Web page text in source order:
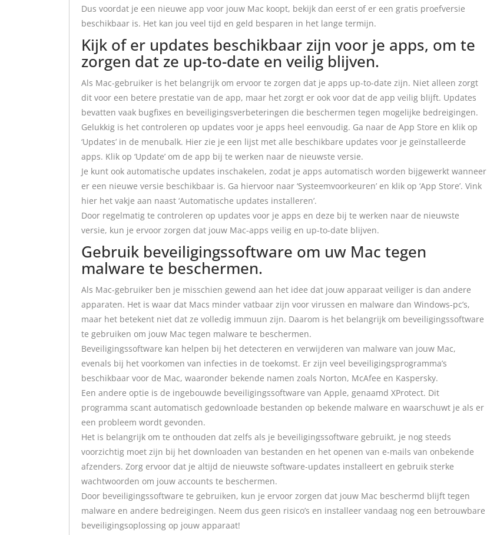
Dus voordat je een nieuwe app voor jouw Mac koopt, bekijk dan eerst of er een gratis proefversie
beschikbaar is. Het kan jou veel tijd en geld besparen in het lange termijn.
Kijk of er updates beschikbaar zijn voor je apps, om te
zorgen dat ze up-to-date en veilig blijven.
Als Mac-gebruiker is het belangrijk om ervoor te zorgen dat je apps up-to-date zijn. Niet alleen zorgt
dit voor een betere prestatie van de app, maar het zorgt er ook voor dat de app veilig blijft. Updates
bevatten vaak bugfixes en beveiligingsverbeteringen die beschermen tegen mogelijke bedreigingen.
Gelukkig is het controleren op updates voor je apps heel eenvoudig. Ga naar de App Store en klik op
‘Updates’ in de menubalk. Hier zie je een lijst met alle beschikbare updates voor je geïnstalleerde
apps. Klik op ‘Update’ om de app bij te werken naar de nieuwste versie.
Je kunt ook automatische updates inschakelen, zodat je apps automatisch worden bijgewerkt wanneer
er een nieuwe versie beschikbaar is. Ga hiervoor naar ‘Systeemvoorkeuren’ en klik op ‘App Store’. Vink
hier het vakje aan naast ‘Automatische updates installeren’.
Door regelmatig te controleren op updates voor je apps en deze bij te werken naar de nieuwste
versie, kun je ervoor zorgen dat jouw Mac-apps veilig en up-to-date blijven.
Gebruik beveiligingssoftware om uw Mac tegen
malware te beschermen.
Als Mac-gebruiker ben je misschien gewend aan het idee dat jouw apparaat veiliger is dan andere
apparaten. Het is waar dat Macs minder vatbaar zijn voor virussen en malware dan Windows-pc’s,
maar het betekent niet dat ze volledig immuun zijn. Daarom is het belangrijk om beveiligingssoftware
te gebruiken om jouw Mac tegen malware te beschermen.
Beveiligingssoftware kan helpen bij het detecteren en verwijderen van malware van jouw Mac,
evenals bij het voorkomen van infecties in de toekomst. Er zijn veel beveiligingsprogramma’s
beschikbaar voor de Mac, waaronder bekende namen zoals Norton, McAfee en Kaspersky.
Een andere optie is de ingebouwde beveiligingssoftware van Apple, genaamd XProtect. Dit
programma scant automatisch gedownloade bestanden op bekende malware en waarschuwt je als er
een probleem wordt gevonden.
Het is belangrijk om te onthouden dat zelfs als je beveiligingssoftware gebruikt, je nog steeds
voorzichtig moet zijn bij het downloaden van bestanden en het openen van e-mails van onbekende
afzenders. Zorg ervoor dat je altijd de nieuwste software-updates installeert en gebruik sterke
wachtwoorden om jouw accounts te beschermen.
Door beveiligingssoftware te gebruiken, kun je ervoor zorgen dat jouw Mac beschermd blijft tegen
malware en andere bedreigingen. Neem dus geen risico’s en installeer vandaag nog een betrouwbare
beveiligingsoplossing op jouw apparaat!